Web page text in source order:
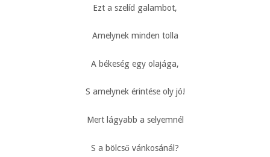
Ezt a szelíd galambot,
Amelynek minden tolla
A békeség egy olajága,
S amelynek érintése oly jó!
Mert lágyabb a selyemnél
S a bölcső vánkosánál?